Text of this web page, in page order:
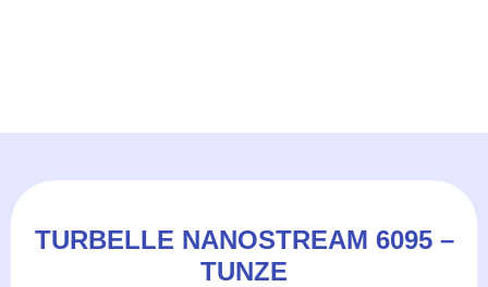
TURBELLE NANOSTREAM 6095 –
TUNZE